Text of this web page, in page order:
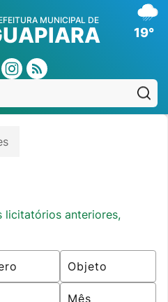
MUNICIPAL DE
19°
licitatórios anteriores,